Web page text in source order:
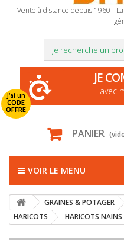
Vente à distance depuis 1960 -
J'ai un
CODE
OFFRE
JE
avec
PANIER
VOIR LE MENU
GRAINES & POTAGER
HARICOTS
HARICOTS NAINS